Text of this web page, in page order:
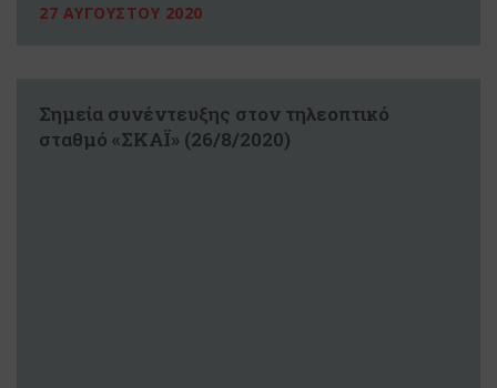
27 ΑΥΓΟΥΣΤΟΥ 2020
Σημεία συνέντευξης στον τηλεοπτικό
σταθμό «ΣΚΑΪ» (26/8/2020)